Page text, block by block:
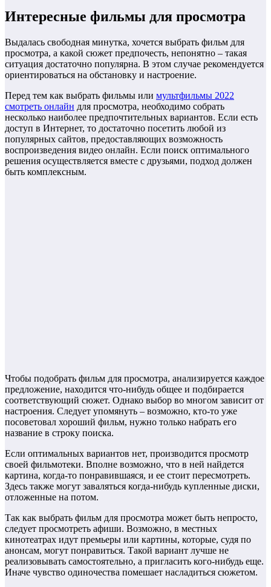
Интересные фильмы для просмотра
Выдалась свободная минутка, хочется выбрать фильм для
просмотра, а какой сюжет предпочесть, непонятно – такая
ситуация достаточно популярна. В этом случае рекомендуется
ориентироваться на обстановку и настроение.
Перед тем как выбрать фильмы или мультфильмы 2022
смотреть онлайн для просмотра, необходимо собрать
несколько наиболее предпочтительных вариантов. Если есть
доступ в Интернет, то достаточно посетить любой из
популярных сайтов, предоставляющих возможность
воспроизведения видео онлайн. Если поиск оптимального
решения осуществляется вместе с друзьями, подход должен
быть комплексным.
Чтобы подобрать фильм для просмотра, анализируется каждое
предложение, находится что-нибудь общее и подбирается
соответствующий сюжет. Однако выбор во многом зависит от
настроения. Следует упомянуть – возможно, кто-то уже
посоветовал хороший фильм, нужно только набрать его
название в строку поиска.
Если оптимальных вариантов нет, производится просмотр
своей фильмотеки. Вполне возможно, что в ней найдется
картина, когда-то понравившаяся, и ее стоит пересмотреть.
Здесь также могут заваляться когда-нибудь купленные диски,
отложенные на потом.
Так как выбрать фильм для просмотра может быть непросто,
следует просмотреть афиши. Возможно, в местных
кинотеатрах идут премьеры или картины, которые, судя по
анонсам, могут понравиться. Такой вариант лучше не
реализовывать самостоятельно, а пригласить кого-нибудь еще.
Иначе чувство одиночества помешает насладиться сюжетом.